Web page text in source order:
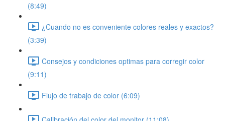
(8:49)
¿Cuando no es conveniente colores reales y exactos?
(3:39)
Consejos y condiciones optimas para corregir color
(9:11)
Flujo de trabajo de color (6:09)